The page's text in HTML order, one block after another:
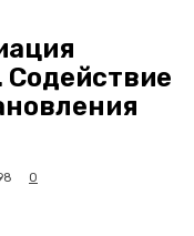
Содействие
0